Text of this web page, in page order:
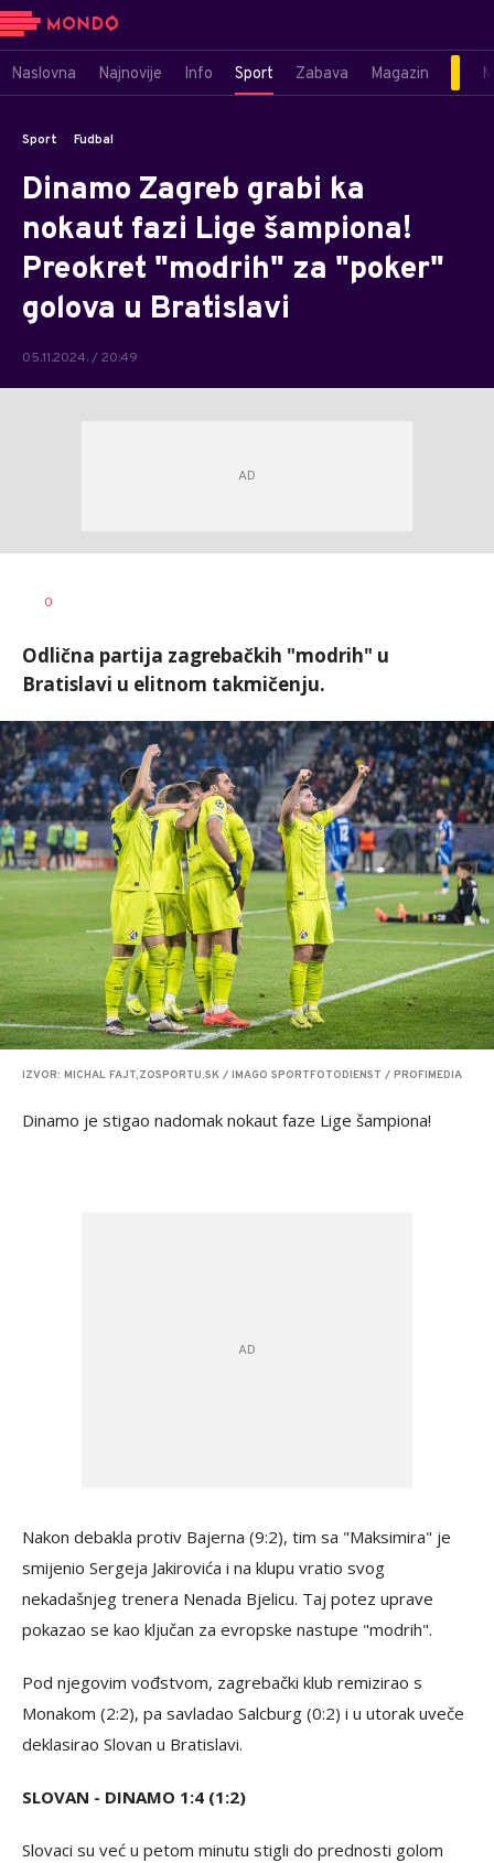
Naslovna Najnovije Info Sport Zabava Magazin
Sport Fudbal
Dinamo Zagreb grabi ka
nokaut fazi Lige šampiona!
Preokret "modrih" za "poker"
golova u Bratislavi
05.11.2024. / 20:49
AUTOR
0
Odlična partija zagrebačkih "modrih" u
Bratislavi u elitnom takmičenju.
IZVOR: MICHAL FAJT,ZOSPORTU.SK / IMAGO SPORTFOTODIENST / PROFIMEDIA
Dinamo je stigao nadomak nokaut faze Lige šampiona!
Nakon debakla protiv Bajerna (9:2), tim sa "Maksimira" je
smijenio Sergeja Jakirovića i na klupu vratio svog
nekadašnjeg trenera Nenada Bjelicu. Taj potez uprave
pokazao se kao ključan za evropske nastupe "modrih".
Pod njegovim vođstvom, zagrebački klub remizirao s
Monakom (2:2), pa savladao Salcburg (0:2) i u utorak uveče
deklasirao Slovan u Bratislavi.
SLOVAN - DINAMO 1:4 (1:2)
Slovaci su već u petom minutu stigli do prednosti golom